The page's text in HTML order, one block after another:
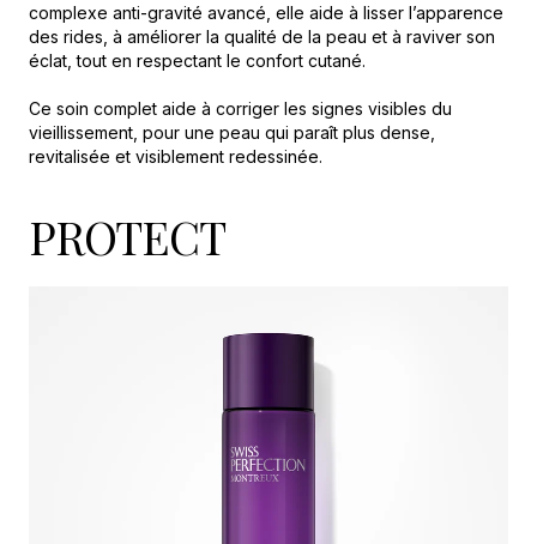
complexe anti-gravité avancé, elle aide à lisser l’apparence
des rides, à améliorer la qualité de la peau et à raviver son
éclat, tout en respectant le confort cutané.
Ce soin complet aide à corriger les signes visibles du
vieillissement, pour une peau qui paraît plus dense,
revitalisée et visiblement redessinée.
PROTECT